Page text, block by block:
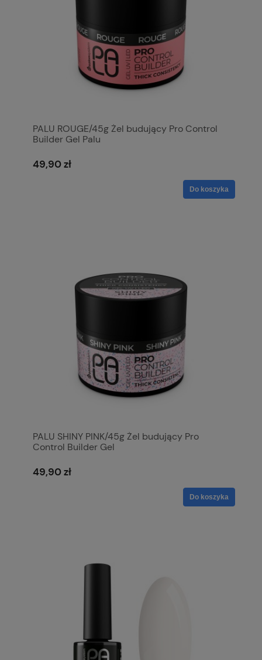
PALU ROUGE/45g Żel budujący Pro Control
Builder Gel Palu
49,90 zł
Do koszyka
PALU SHINY PINK/45g Żel budujący Pro
Control Builder Gel
49,90 zł
Do koszyka